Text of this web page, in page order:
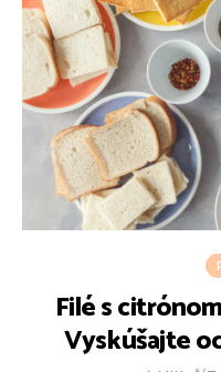
Filé s
Vyskúšajte